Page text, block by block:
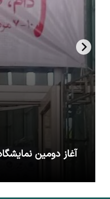
آغاز دومین